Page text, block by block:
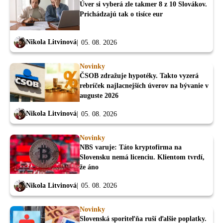
Úver si vyberá zle takmer 8 z 10 Slovákov.
Prichádzajú tak o tisíce eur
Nikola Litvinová 05. 08. 2026
Novinky
ČSOB zdražuje hypotéky. Takto vyzerá
rebríček najlacnejších úverov na bývanie v
auguste 2026
Nikola Litvinová 05. 08. 2026
Novinky
NBS varuje: Táto kryptofirma na
Slovensku nemá licenciu. Klientom tvrdí,
že áno
Nikola Litvinová 05. 08. 2026
Novinky
Slovenská sporiteľňa ruší ďalšie poplatky.